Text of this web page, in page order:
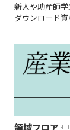
新人や助産師
ダウンロード
領域フロア